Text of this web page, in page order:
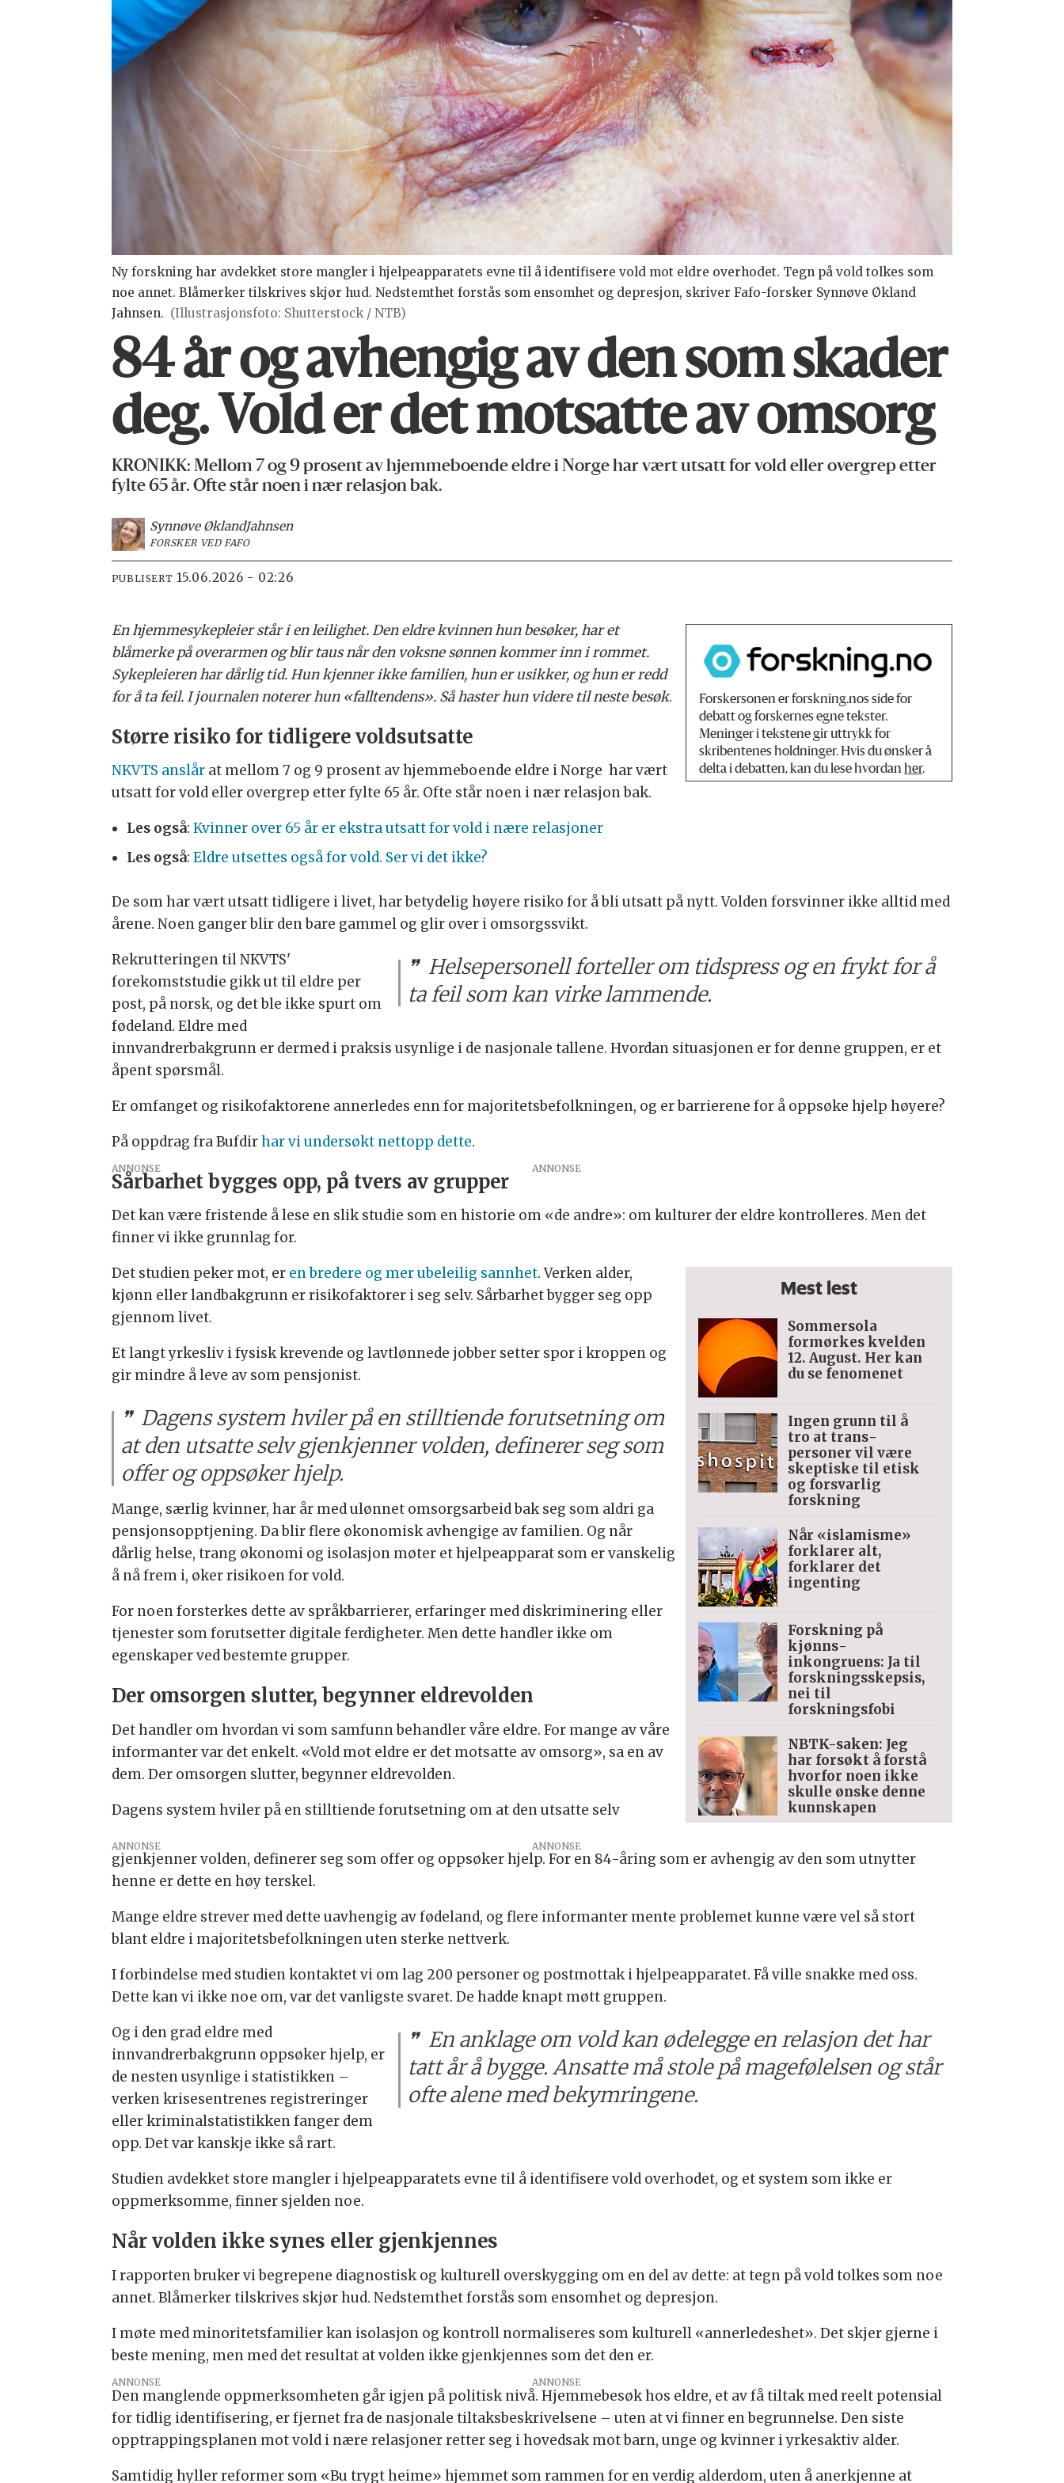
Ny forskning har avdekket store mangler i hjelpeapparatets evne til å identifisere vold mot eldre overhodet. Tegn på vold tolkes som
noe annet. Blåmerker tilskrives skjør hud. Nedstemthet forstås som ensomhet og depresjon, skriver Fafo-forsker Synnøve Økland
Jahnsen. (Illustrasjonsfoto: Shutterstock / NTB)
84 år og avhengig av den som skader
deg. Vold er det motsatte av omsorg
KRONIKK: Mellom 7 og 9 prosent av hjemmeboende eldre i Norge har vært utsatt for vold eller overgrep etter
fylte 65 år. Ofte står noen i nær relasjon bak.
Synnøve ØklandJahnsen
FORSKER VED FAFO
PUBLISERT 15.06.2026 - 02:26
Forskersonen er forskning.nos side for
debatt og forskernes egne tekster.
Meninger i tekstene gir uttrykk for
skribentenes holdninger. Hvis du ønsker å
delta i debatten, kan du lese hvordanher.
En hjemmesykepleier står i en leilighet. Den eldre kvinnen hun besøker, har et
blåmerke på overarmen og blir taus når den voksne sønnen kommer inn i rommet.
Sykepleieren har dårlig tid. Hun kjenner ikke familien, hun er usikker, og hun er redd
for å ta feil. I journalen noterer hun «falltendens». Så haster hun videre til neste besøk.
Større risiko for tidligere voldsutsatte
NKVTS anslårat mellom 7 og 9 prosent av hjemmeboende eldre i Norge har vært
utsatt for vold eller overgrep etter fylte 65 år. Ofte står noen i nær relasjon bak.
Les også: Kvinner over 65 år er ekstra utsatt for vold i nære relasjoner
Les også: Eldre utsettes også for vold. Ser vi det ikke?
De som har vært utsatt tidligere i livet, har betydelig høyere risiko for å bli utsatt på nytt. Volden forsvinner ikke alltid med
årene. Noen ganger blir den bare gammel og glir over i omsorgssvikt.
Helsepersonell forteller om tidspress og en frykt for å
ta feil som kan virke lammende.
Rekrutteringen til NKVTS'
forekomststudie gikk ut til eldre per
post, på norsk, og det ble ikke spurt om
fødeland. Eldre med
innvandrerbakgrunn er dermed i praksis usynlige i de nasjonale tallene. Hvordan situasjonen er for denne gruppen, er et
åpent spørsmål.
Er omfanget og risikofaktorene annerledes enn for majoritetsbefolkningen, og er barrierene for å oppsøke hjelp høyere?
På oppdrag fra Bufdirhar vi undersøkt nettopp dette.
ANNONSE
Sårbarhet bygges opp, på tvers av grupper
Det kan være fristende å lese en slik studie som en historie om «de andre»: om kulturer der eldre kontrolleres. Men det
finner vi ikke grunnlag for.
Mest lest
Sommersola
formørkes kvelden
12. August. Her kan
du se fenomenet
Ingen grunn til å
tro at trans­
personer vil være
skeptiske til etisk
og forsvarlig
forskning
Når «islamisme»
forklarer alt,
forklarer det
ingenting
Forskning på
kjønns­
inkongruens: Ja til
forskningsskepsis,
nei til
forskningsfobi
NBTK-saken: Jeg
har forsøkt å forstå
hvorfor noen ikke
skulle ønske denne
kunnskapen
Det studien peker mot, er en bredere og mer ubeleilig sannhet. Verken alder,
kjønn eller landbakgrunn er risikofaktorer i seg selv. Sårbarhet bygger seg opp
gjennom livet.
Et langt yrkesliv i fysisk krevende og lavtlønnede jobber setter spor i kroppen og
gir mindre å leve av som pensjonist.
Dagens system hviler på en stilltiende forutsetning om
at den utsatte selv gjenkjenner volden, definerer seg som
offer og oppsøker hjelp.
Mange, særlig kvinner, har år med ulønnet omsorgsarbeid bak seg som aldri ga
pensjonsopptjening. Da blir flere økonomisk avhengige av familien. Og når
dårlig helse, trang økonomi og isolasjon møter et hjelpeapparat som er vanskelig
å nå frem i, øker risikoen for vold.
For noen forsterkes dette av språkbarrierer, erfaringer med diskriminering eller
tjenester som forutsetter digitale ferdigheter. Men dette handler ikke om
egenskaper ved bestemte grupper.
Der omsorgen slutter, begynner eldrevolden
Det handler om hvordan vi som samfunn behandler våre eldre. For mange av våre
informanter var det enkelt. «Vold mot eldre er det motsatte av omsorg», sa en av
dem. Der omsorgen slutter, begynner eldrevolden.
ANNONSE
Dagens system hviler på en stilltiende forutsetning om at den utsatte selv
gjenkjenner volden, definerer seg som offer og oppsøker hjelp. For en 84-åring som er avhengig av den som utnytter
henne er dette en høy terskel.
Mange eldre strever med dette uavhengig av fødeland, og flere informanter mente problemet kunne være vel så stort
blant eldre i majoritetsbefolkningen uten sterke nettverk.
I forbindelse med studien kontaktet vi om lag 200 personer og postmottak i hjelpeapparatet. Få ville snakke med oss.
Dette kan vi ikke noe om, var det vanligste svaret. De hadde knapt møtt gruppen.
En anklage om vold kan ødelegge en relasjon det har
tatt år å bygge. Ansatte må stole på magefølelsen og står
ofte alene med bekymringene.
Og i den grad eldre med
innvandrerbakgrunn oppsøker hjelp, er
de nesten usynlige i statistikken –
verken krisesentrenes registreringer
eller kriminalstatistikken fanger dem
opp. Det var kanskje ikke så rart.
Studien avdekket store mangler i hjelpeapparatets evne til å identifisere vold overhodet, og et system som ikke er
oppmerksomme, finner sjelden noe.
Når volden ikke synes eller gjenkjennes
I rapporten bruker vi begrepene diagnostisk og kulturell overskygging om en del av dette: at tegn på vold tolkes som noe
annet. Blåmerker tilskrives skjør hud. Nedstemthet forstås som ensomhet og depresjon.
I møte med minoritetsfamilier kan isolasjon og kontroll normaliseres som kulturell «annerledeshet». Det skjer gjerne i
beste mening, men med det resultat at volden ikke gjenkjennes som det den er.
ANNONSE
Den manglende oppmerksomheten går igjen på politisk nivå. Hjemmebesøk hos eldre, et av få tiltak med reelt potensial
for tidlig identifisering, er fjernet fra de nasjonale tiltaksbeskrivelsene – uten at vi finner en begrunnelse. Den siste
opptrappingsplanen mot vold i nære relasjoner retter seg i hovedsak mot barn, unge og kvinner i yrkesaktiv alder.
Samtidig hyller reformer som «Bu trygt heime» hjemmet som rammen for en verdig alderdom, uten å anerkjenne at